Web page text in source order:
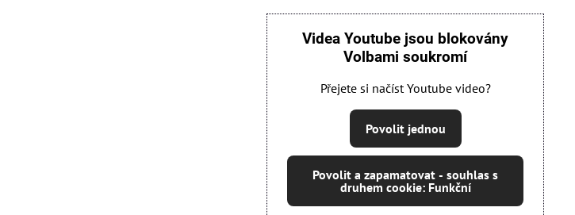
Videa Youtube jsou blokovány
Volbami soukromí
Přejete si načíst Youtube video?
Povolit jednou
Povolit a zapamatovat - souhlas s
druhem cookie: Funkční